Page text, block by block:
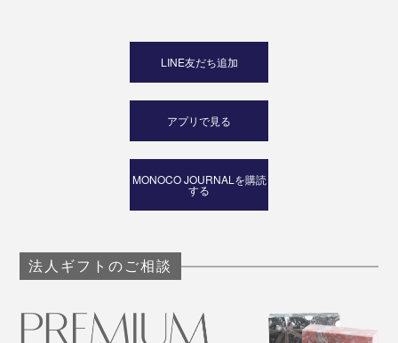
LINE友だち追加
アプリで見る
MONOCO JOURNALを購読
する
法人ギフトのご相談